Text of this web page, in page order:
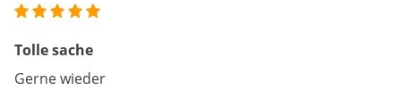
Tolle sache
Gerne wieder